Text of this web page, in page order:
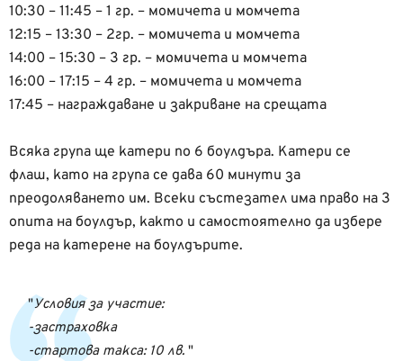
10:30 – 11:45 – 1 гр. – момичета и момчета
12:15 – 13:30 – 2гр. – момичета и момчета
14:00 – 15:30 – 3 гр. – момичета и момчета
16:00 – 17:15 – 4 гр. – момичета и момчета
17:45 – награждаване и закриване на срещата
Всяка група ще катери по 6 боулдъра. Катери се
флаш, като на група се дава 60 минути за
преодоляването им. Всеки състезател има право на 3
опита на боулдър, както и самостоятелно да избере
реда на катерене на боулдърите.
Условия за участие:
-застраховка
-стартова такса: 10 лв.